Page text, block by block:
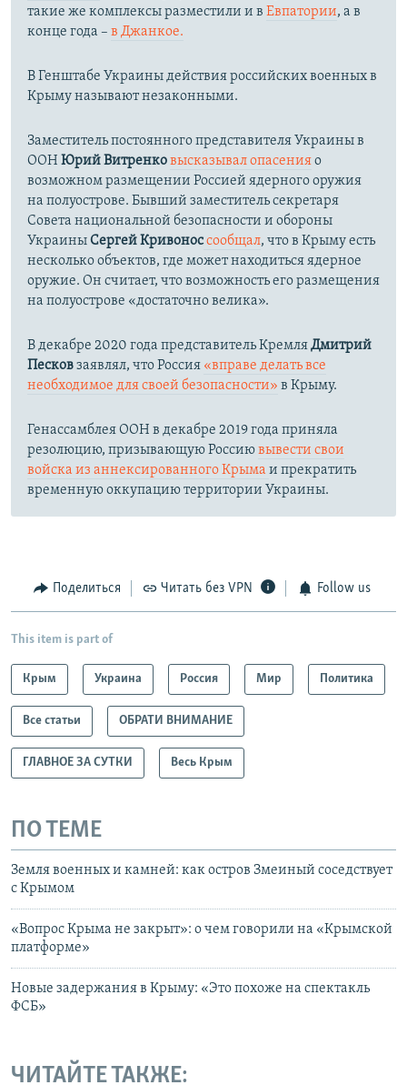
такие же комплексы разместили и в Евпатории, а в
конце года – в Джанкое.
В Генштабе Украины действия российских военных в
Крыму называют незаконными.
Заместитель постоянного представителя Украины в
ООН Юрий Витренковысказывал опасенияо
возможном размещении Россией ядерного оружия
на полуострове. Бывший заместитель секретаря
Совета национальной безопасности и обороны
УкраиныСергей Кривоноссообщал, что в Крыму есть
несколько объектов, где может находиться ядерное
оружие. Он считает, что возможность его размещения
на полуострове «достаточно велика».
В декабре 2020 года представитель КремляДмитрий
Песковзаявлял, что Россия «вправе делать все
необходимое для своей безопасности» в Крыму.
Генассамблея ООН в декабре 2019 года приняла
резолюцию, призывающую Россиювывести свои
войска из аннексированного Крыма и прекратить
временную оккупацию территории Украины.
Поделиться Читать без VPN Follow us
This item is part of
Крым Украина Россия Мир Политика
Все статьи ОБРАТИ ВНИМАНИЕ
ГЛАВНОЕ ЗА СУТКИ Весь Крым
ПО ТЕМЕ
Земля военных и камней: как остров Змеиный соседствует
с Крымом
«Вопрос Крыма не закрыт»: о чем говорили на «Крымской
платформе»
Новые задержания в Крыму: «Это похоже на спектакль
ФСБ»
ЧИТАЙТЕ ТАКЖЕ: